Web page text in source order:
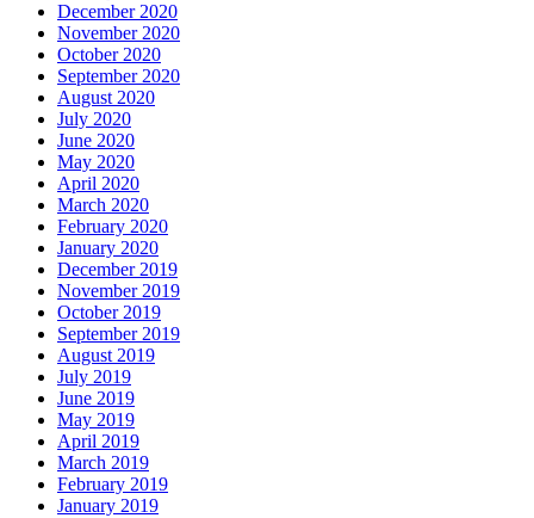
December 2020
November 2020
October 2020
September 2020
August 2020
July 2020
June 2020
May 2020
April 2020
March 2020
February 2020
January 2020
December 2019
November 2019
October 2019
September 2019
August 2019
July 2019
June 2019
May 2019
April 2019
March 2019
February 2019
January 2019